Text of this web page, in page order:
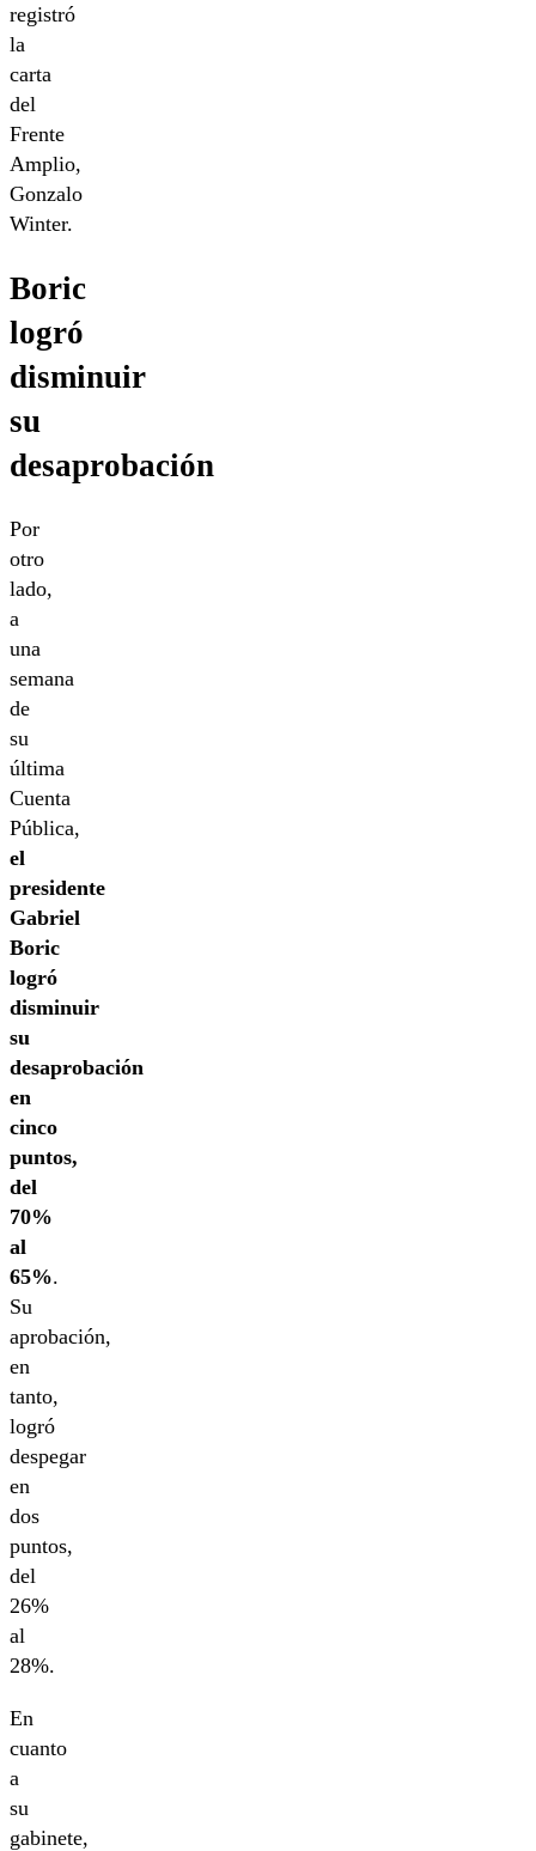
registró
la
carta
del
Frente
Amplio,
Gonzalo
Winter.
Boric
logró
disminuir
su
desaprobación
Por
otro
lado,
a
una
semana
de
su
última
Cuenta
Pública,
el
presidente
Gabriel
Boric
logró
disminuir
su
desaprobación
en
cinco
puntos,
del
70%
al
65%.
Su
aprobación,
en
tanto,
logró
despegar
en
dos
puntos,
del
26%
al
28%.
En
cuanto
a
su
gabinete,